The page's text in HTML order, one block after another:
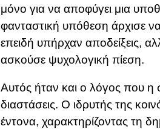
μόνο για να αποφύγει μια
φανταστική υπόθεση άρχισε
επειδή υπήρχαν αποδείξεις,
ασκούσε ψυχολογική πίεση.
Αυτός ήταν και ο λόγος που
διαστάσεις. Ο ιδρυτής της
έντονα, χαρακτηρίζοντας τη